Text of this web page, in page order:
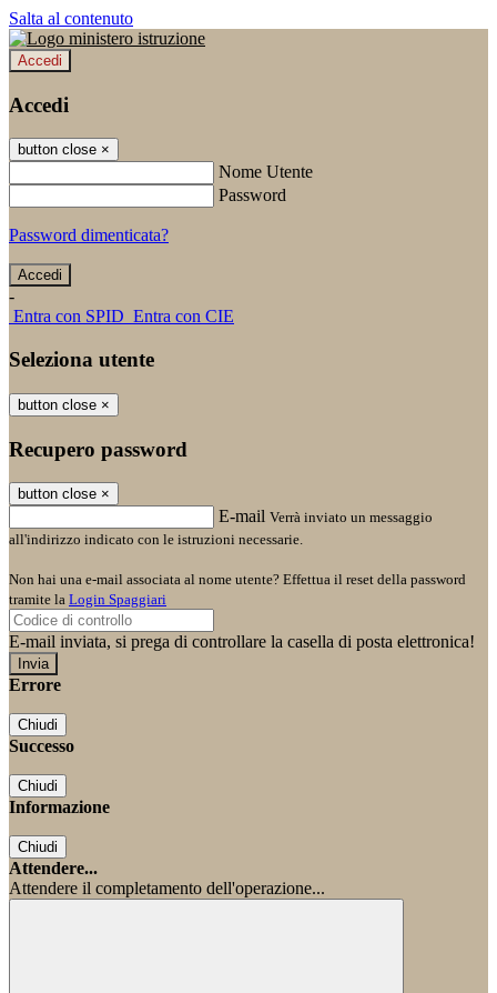
Salta al contenuto
Accedi
Accedi
button close ×
Nome Utente
Password
Password dimenticata?
-
Entra con SPID Entra con CIE
Seleziona utente
button close ×
Recupero password
button close ×
E-mail Verrà inviato un messaggio
all'indirizzo indicato con le istruzioni necessarie.
Non hai una e-mail associata al nome utente? Effettua il reset della password
tramite la Login Spaggiari
E-mail inviata, si prega di controllare la casella di posta elettronica!
Errore
Chiudi
Successo
Chiudi
Informazione
Chiudi
Attendere...
Attendere il completamento dell'operazione...